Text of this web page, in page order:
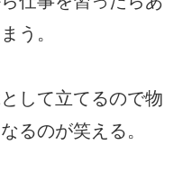
う。
して立てるので物
るのが笑える。